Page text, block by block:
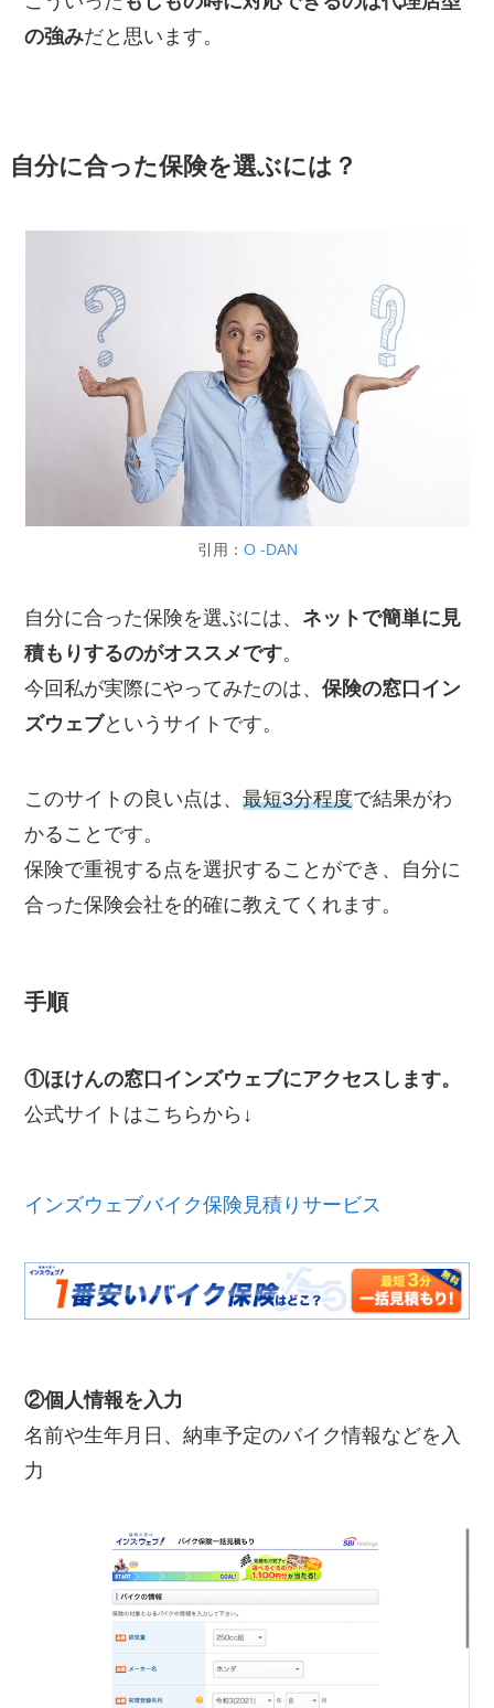
の強みだと思います。
自分に合った保険を選ぶには？
引用： O -DAN
自分に合った保険を選ぶには、 ネットで簡単に見
積もりするのがオススメです。
今回私が実際にやってみたのは、保険の窓口イン
ズウェブというサイトです。
このサイトの良い点は、最短3分程度で結果がわ
かることです。
保険で重視する点を選択することができ、自分に
合った保険会社を的確に教えてくれます。
手順
①ほけんの窓口インズウェブにアクセスします。
公式サイトはこちらから↓
インズウェブバイク保険見積りサービス
②個人情報を入力
名前や生年月日、納車予定のバイク情報などを入
力